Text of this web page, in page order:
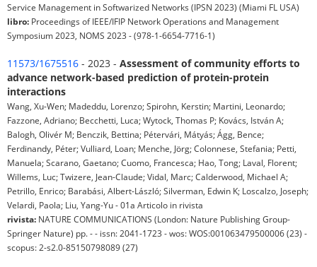
Service Management in Softwarized Networks (IPSN 2023) (Miami FL USA)
libro: Proceedings of IEEE/IFIP Network Operations and Management
Symposium 2023, NOMS 2023 - (978-1-6654-7716-1)
11573/1675516 - 2023 - Assessment of community efforts to
advance network-based prediction of protein-protein
interactions
Wang, Xu-Wen; Madeddu, Lorenzo; Spirohn, Kerstin; Martini, Leonardo;
Fazzone, Adriano; Becchetti, Luca; Wytock, Thomas P; Kovács, István A;
Balogh, Olivér M; Benczik, Bettina; Pétervári, Mátyás; Ágg, Bence;
Ferdinandy, Péter; Vulliard, Loan; Menche, Jörg; Colonnese, Stefania; Petti,
Manuela; Scarano, Gaetano; Cuomo, Francesca; Hao, Tong; Laval, Florent;
Willems, Luc; Twizere, Jean-Claude; Vidal, Marc; Calderwood, Michael A;
Petrillo, Enrico; Barabási, Albert-László; Silverman, Edwin K; Loscalzo, Joseph;
Velardi, Paola; Liu, Yang-Yu - 01a Articolo in rivista
rivista: NATURE COMMUNICATIONS (London: Nature Publishing Group-
Springer Nature) pp. - - issn: 2041-1723 - wos: WOS:001063479500006 (23) -
scopus: 2-s2.0-85150798089 (27)